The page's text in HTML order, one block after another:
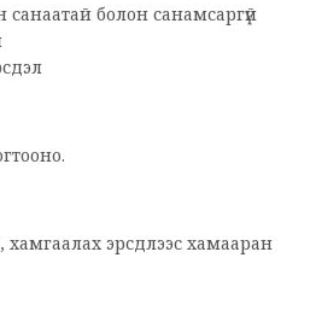
санаатай болон санамсаргүй
хамгаалах эрсдлээс хамааран